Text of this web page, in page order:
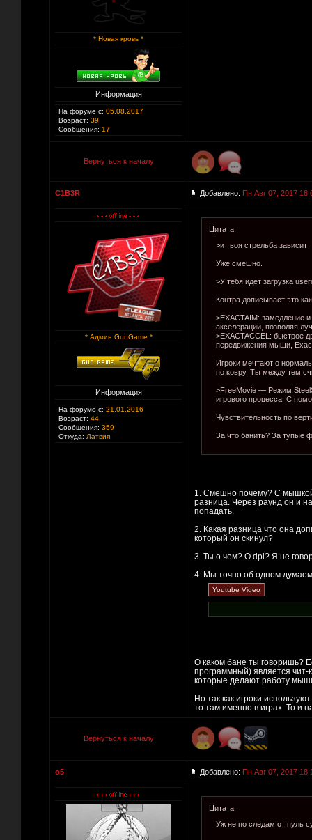
* Новая кровь *
Информация
На форуме с: 05.08.2017
Возраст: 39
Сообщения: 17
Вернуться к началу
C1B3R Добавлено: Пн Авг 07, 2017
* Админ GunGame *
Информация
На форуме с: 21.01.2016
Возраст: 44
Сообщения: 359
Откуда: Латвия
Цитата:
>и твоя стрельба
Уже смешно.
>У тебя идет загрузка
Контра дописывает это
>EXACTAIM: замедление
акселерации, позволяя
>EXACTACCEL: быстрое
передвижения мыши,
Игроки мечтают о
по ковру. Ты между тем
>FreeMovie — Режим
игрового процесса. С
Чувствительность по
За что банить? За тупые
1. Смешно почему? С мышкой
разница. Через раунд он и
попадать.
2. Какая разница что она
который он скинул?
3. Ты о чем? О dpi? Я не
4. Мы точно об одном
О каком бане ты говоришь?
программный) является
которые делают работу
Но так как игроки
то там именно в играх. То и
Вернуться к началу
o5 Добавлено: Пн Авг 07, 2017
Цитата:
Уж не по следам от пуль